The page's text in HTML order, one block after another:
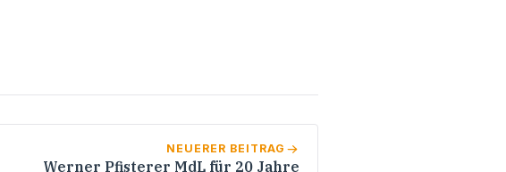
NEUERER BEITRAG
Werner Pfisterer MdL für 20 Jahre